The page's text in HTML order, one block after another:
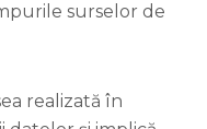
surselor de
realizată în